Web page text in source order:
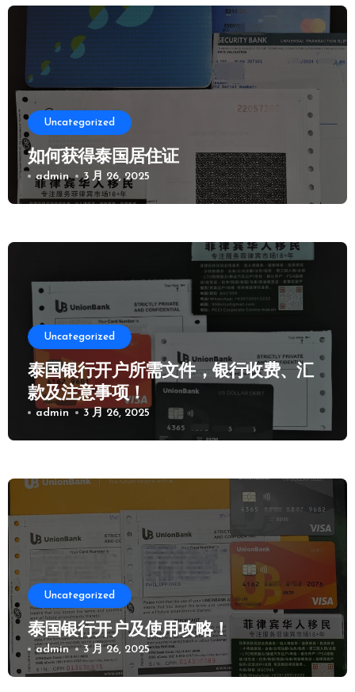
Uncategorized
如何获得泰国居住证
admin 3 月 26, 2025
Uncategorized
泰国银行开户所需文件，银行收费、汇
款及注意事项！
admin 3 月 26, 2025
Uncategorized
泰国银行开户及使用攻略！
admin 3 月 26, 2025